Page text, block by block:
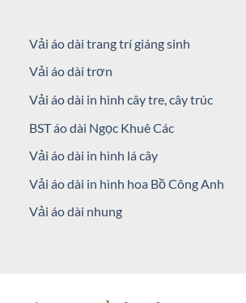
Vải áo dài trang trí giáng sinh
Vải áo dài trơn
Vải áo dài in hình cây tre, cây trúc
BST áo dài Ngọc Khuê Các
Vải áo dài in hình lá cây
Vải áo dài in hình hoa Bồ Công Anh
Vải áo dài nhung